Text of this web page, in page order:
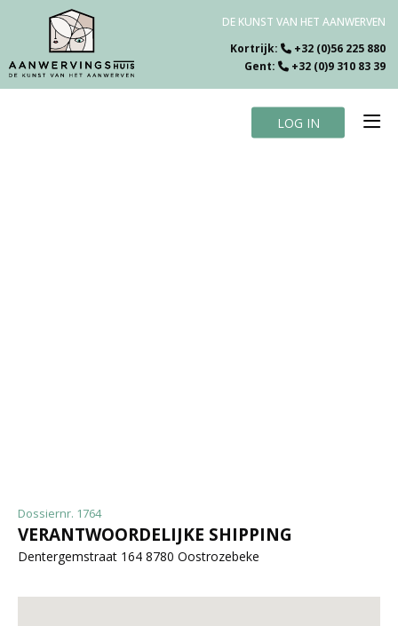
DE KUNST VAN HET AANWERVEN
Kortrijk:
+32 (0)56 225 880
Gent:
+32 (0)9 310 83 39
LOG IN
Dossiernr. 1764
VERANTWOORDELIJKE SHIPPING
Dentergemstraat 164 8780 Oostrozebeke